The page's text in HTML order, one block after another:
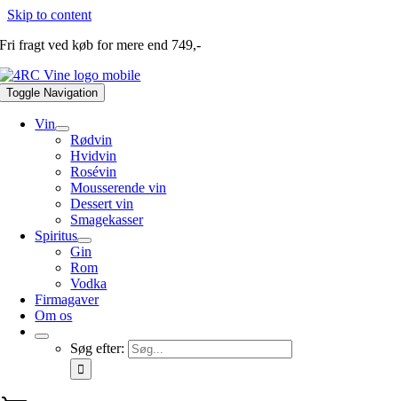
Skip to content
Fri fragt ved køb for mere end 749,-
Toggle Navigation
Vin
Rødvin
Hvidvin
Rosévin
Mousserende vin
Dessert vin
Smagekasser
Spiritus
Gin
Rom
Vodka
Firmagaver
Om os
Søg efter: